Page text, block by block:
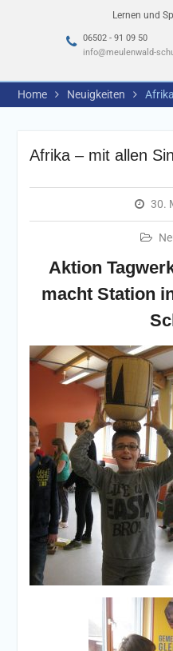
Lernen und
06502 - 91 09 50
info@meulenwald-
Home Neuigkeiten
Afrika – mit allen
30.
Aktion
macht Station